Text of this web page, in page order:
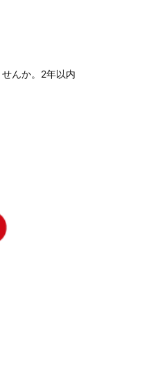
んか。2年以内